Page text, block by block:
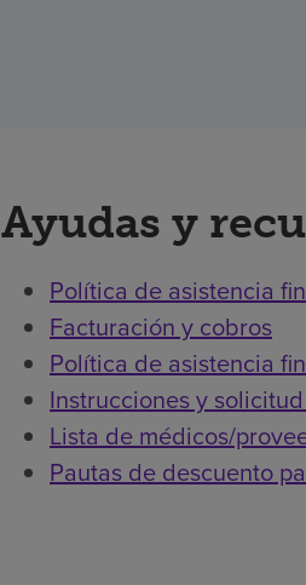
Ayudas y
Política de asistencia
Facturación y cobros
Política de asistencia
Instrucciones y
Lista de médicos/
Pautas de descuento